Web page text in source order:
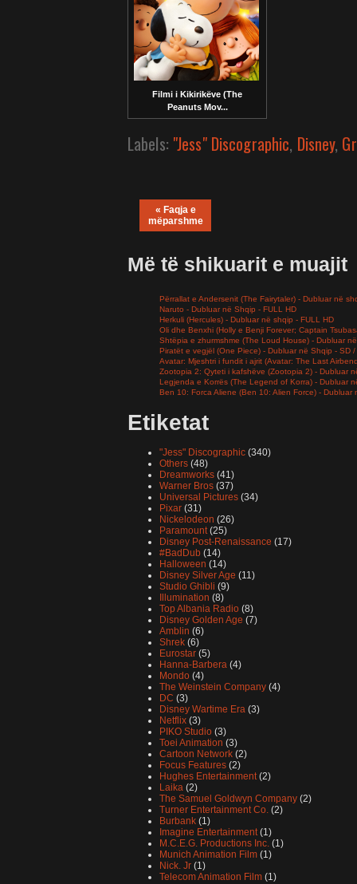
Filmi i Kikirikëve (The
Peanuts Mov...
Labels: "Jess" Discographic, Disney,
« Faqja e
mëparshme
Më të shikuarit e muajit
Përrallat e Andersenit (The Fairytaler) - Dubluar në
Naruto - Dubluar në Shqip - FULL HD
Herkuli (Hercules) - Dubluar në shqip - FULL HD
Oli dhe Benxhi (Holly e Benji Forever; Captain
Shtëpia e zhurmshme (The Loud House) - Dubluar
Piratët e vegjël (One Piece) - Dubluar në Shqip - SD /
Avatar: Mjeshtri i fundit i ajrit (Avatar: The Last
Zootopia 2: Qyteti i kafshëve (Zootopia 2) - Dubluar
Legjenda e Korrës (The Legend of Korra) - Dubluar
Ben 10: Forca Aliene (Ben 10: Alien Force) - Dubluar
Etiketat
"Jess" Discographic (340)
Others (48)
Dreamworks (41)
Warner Bros (37)
Universal Pictures (34)
Pixar (31)
Nickelodeon (26)
Paramount (25)
Disney Post-Renaissance (17)
#BadDub (14)
Halloween (14)
Disney Silver Age (11)
Studio Ghibli (9)
Illumination (8)
Top Albania Radio (8)
Disney Golden Age (7)
Amblin (6)
Shrek (6)
Eurostar (5)
Hanna-Barbera (4)
Mondo (4)
The Weinstein Company (4)
DC (3)
Disney Wartime Era (3)
Netflix (3)
PIKO Studio (3)
Toei Animation (3)
Cartoon Network (2)
Focus Features (2)
Hughes Entertainment (2)
Laika (2)
The Samuel Goldwyn Company (2)
Turner Entertainment Co. (2)
Burbank (1)
Imagine Entertainment (1)
M.C.E.G. Productions Inc. (1)
Munich Animation Film (1)
Nick. Jr (1)
Telecom Animation Film (1)